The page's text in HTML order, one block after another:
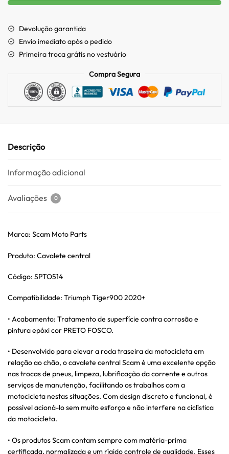
Devolução garantida
Envio imediato após o pedido
Primeira troca grátis no vestuário
Compra Segura
Descrição
Informação adicional
Avaliações 0
Marca: Scam Moto Parts
Produto: Cavalete central
Código: SPTO514
Compatibilidade: Triumph Tiger900 2020+
• Acabamento: Tratamento de superfície contra corrosão e
pintura epóxi cor PRETO FOSCO.
• Desenvolvido para elevar a roda traseira da motocicleta em
relação ao chão, o cavalete central Scam é uma excelente opção
nas trocas de pneus, limpeza, lubrificação da corrente e outros
serviços de manutenção, facilitando os trabalhos com a
motocicleta nestas situações. Com design discreto e funcional, é
possível acioná-lo sem muito esforço e não interfere na ciclística
da motocicleta.
• Os produtos Scam contam sempre com matéria-prima
certificada, normalizada e um rígido controle de qualidade. Esses